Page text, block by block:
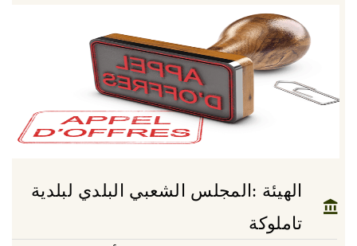
الهيئة :المجلس الشعبي البلدي لبلدية
تاملوكة